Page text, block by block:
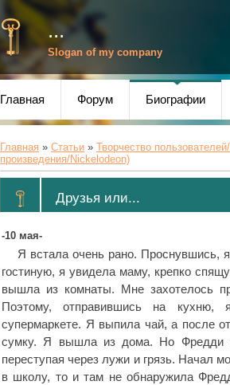
...
Slogan of my company
Главная Форум Биографии
Главная » Статьи » Творчество
произведения/Nickelodeon)
Друзья или...
-10 мая-
Я встала очень рано. Проснувшись,
гостиную, я увидела маму, крепко
вышла из комнаты. Мне захотелось
Поэтому, отправившись на кухню,
супермаркете. Я выпила чай, а после
сумку. Я вышла из дома. Но
переступая через лужи и грязь. Начал
в школу, то и там не обнаружила